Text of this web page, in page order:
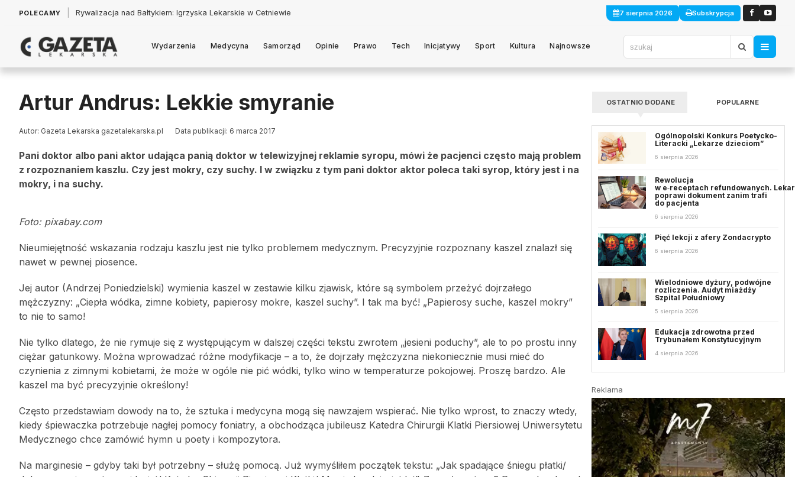
POLECAMY Łukasz Jankowski: Politycy w pogoni za króliczkiem 7 sierpnia 2026 Subskrypcja
Wydarzenia Medycyna Samorząd Opinie Prawo Tech Inicjatywy Sport Kultura Najnowsze
Artur Andrus: Lekkie smyranie
Autor: Gazeta Lekarska gazetalekarska.pl Data publikacji: 6 marca 2017
Pani doktor albo pani aktor udająca panią doktor w telewizyjnej reklamie syropu, mówi że pacjenci często mają problem
z rozpoznaniem kaszlu. Czy jest mokry, czy suchy. I w związku z tym pani doktor aktor poleca taki syrop, który jest i na
mokry, i na suchy.
Foto: pixabay.com
Nieumiejętność wskazania rodzaju kaszlu jest nie tylko problemem medycznym. Precyzyjnie rozpoznany kaszel znalazł się
nawet w pewnej piosence.
Jej autor (Andrzej Poniedzielski) wymienia kaszel w zestawie kilku zjawisk, które są symbolem przeżyć dojrzałego
mężczyzny: „Ciepła wódka, zimne kobiety, papierosy mokre, kaszel suchy”. I tak ma być! „Papierosy suche, kaszel mokry”
to nie to samo!
Nie tylko dlatego, że nie rymuje się z występującym w dalszej części tekstu zwrotem „jesieni poduchy”, ale to po prostu inny
ciężar gatunkowy. Można wprowadzać różne modyfikacje – a to, że dojrzały mężczyzna niekoniecznie musi mieć do
czynienia z zimnymi kobietami, że może w ogóle nie pić wódki, tylko wino w temperaturze pokojowej. Proszę bardzo. Ale
kaszel ma być precyzyjnie określony!
Często przedstawiam dowody na to, że sztuka i medycyna mogą się nawzajem wspierać. Nie tylko wprost, to znaczy wtedy,
kiedy śpiewaczka potrzebuje nagłej pomocy foniatry, a obchodząca jubileusz Katedra Chirurgii Klatki Piersiowej Uniwersytetu
Medycznego chce zamówić hymn u poety i kompozytora.
Na marginesie – gdyby taki był potrzebny – służę pomocą. Już wymyśliłem początek tekstu: „Jak spadające śniegu płatki/
OSTATNIO DODANE POPULARNE
Ogólnopolski Konkurs Poetycko-
Literacki „Lekarze dzieciom”
6 sierpnia 2026
Rewolucja
w e‑receptach refundowanych.
poprawi dokument zanim trafi
do pacjenta
6 sierpnia 2026
Pięć lekcji z afery Zondacrypto
6 sierpnia 2026
Wielodniowe dyżury, podwójne
rozliczenia. Audyt miażdży
Szpital Południowy
5 sierpnia 2026
Edukacja zdrowotna przed
Trybunałem Konstytucyjnym
4 sierpnia 2026
Reklama